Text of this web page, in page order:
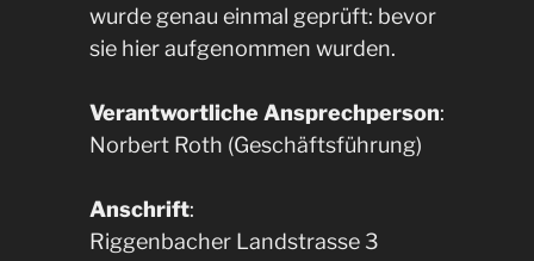
wurde genau einmal geprüft: bevor
sie hier aufgenommen wurden.
Verantwortliche Ansprechperson:
Norbert Roth (Geschäftsführung)
Anschrift:
Riggenbacher Landstrasse 3